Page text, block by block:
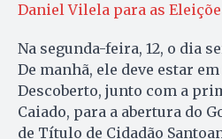
Daniel Vilela para as
Na segunda-feira, 12, o dia
De manhã, ele deve estar
Descoberto, junto com a
Caiado, para a abertura do
de Título de Cidadão